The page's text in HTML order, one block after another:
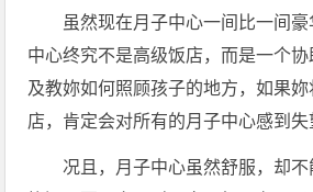
虽然现在月子中心一间比一间
中心终究不是高级饭店，而是一个协
及教妳如何照顾孩子的地方，如果
店，肯定会对所有的月子中心感到失
况且，月子中心虽然舒服，却